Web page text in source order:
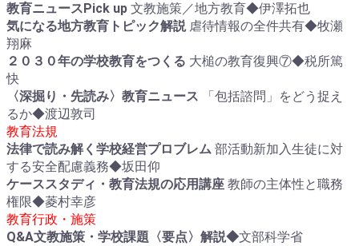
教育ニュースPick up 文教施策／地方教育◆伊澤拓也
気になる地方教育トピック解説虐待情報の全件共有◆牧瀬
翔麻
２０３０年の学校教育をつくる 大槌の教育復興⑦◆税所篤
快
〈深掘り・先読み〉教育ニュース 「包括諮問」をどう捉え
るか◆渡辺敦司
教育法規
法律で読み解く学校経営プロブレム 部活動新加入生徒に対
する安全配慮義務◆坂田仰
ケーススタディ・教育法規の応用講座 教師の主体性と職務
権限◆菱村幸彦
教育行政・施策
Q&A文教施策・学校課題〈要点〉解説◆文部科学省